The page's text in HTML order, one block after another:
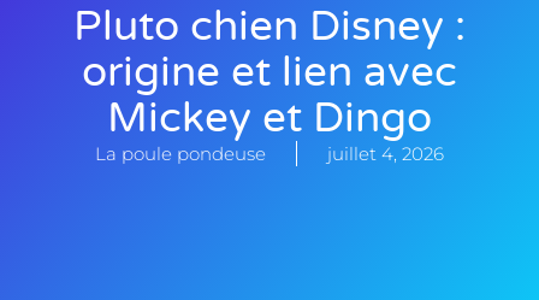
Pluto chien Disney :
origine et lien avec
Mickey et Dingo
La poule pondeuse juillet 4, 2026